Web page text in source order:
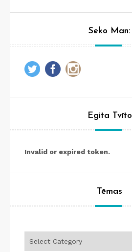
Seko Man:
Egita Tvīto
Invalid or expired token.
Tēmas